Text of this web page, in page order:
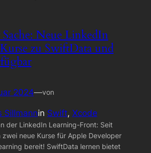
Neue LinkedIn
zu SwiftData und
2024—von
Sillmannin Swift, Xcode
der LinkedIn Learning-Front: Seit
zwei neue Kurse für Apple Developer
bereit! SwiftData lernen bietet